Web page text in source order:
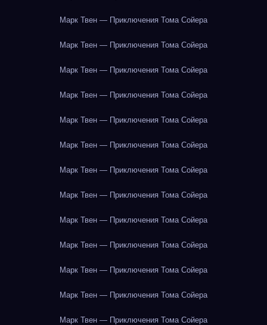
Марк Твен — Приключения Тома Сойера
Марк Твен — Приключения Тома Сойера
Марк Твен — Приключения Тома Сойера
Марк Твен — Приключения Тома Сойера
Марк Твен — Приключения Тома Сойера
Марк Твен — Приключения Тома Сойера
Марк Твен — Приключения Тома Сойера
Марк Твен — Приключения Тома Сойера
Марк Твен — Приключения Тома Сойера
Марк Твен — Приключения Тома Сойера
Марк Твен — Приключения Тома Сойера
Марк Твен — Приключения Тома Сойера
Марк Твен — Приключения Тома Сойера